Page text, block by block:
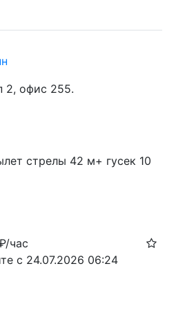
2, офис 255.
стрелы 42 м+ гусек 10
час
с 24.07.2026 06:24